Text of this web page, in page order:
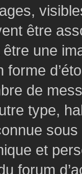
être
être une
forme
de
type,
sous
et
forum